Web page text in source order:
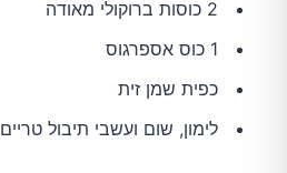
2 כוסות ברוקולי מאודה
1 כוס אספרגוס
כפית שמן זית
לימון, שום ועשבי תיבול טריים